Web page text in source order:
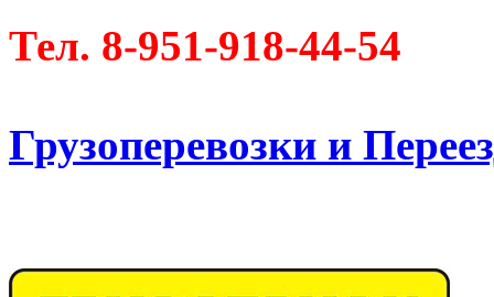
Тел. 8-951-918-44-54
Грузоперевозки и